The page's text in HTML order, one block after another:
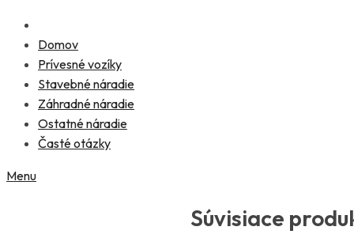
Domov
Prívesné vozíky
Stavebné náradie
Záhradné náradie
Ostatné náradie
Časté otázky
Menu
Súvisiace